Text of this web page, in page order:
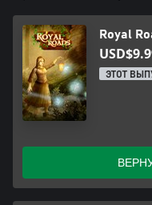
Royal
ЭТОТ